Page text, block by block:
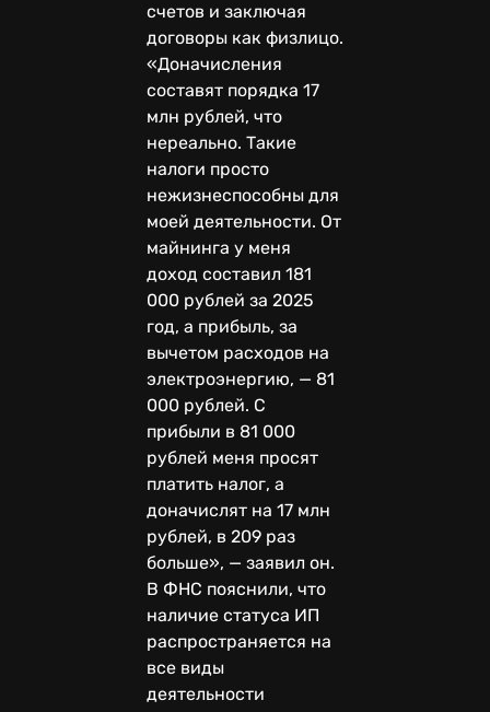
счетов и заключая
договоры как физлицо.
«Доначисления
составят порядка 17
млн рублей, что
нереально. Такие
налоги просто
нежизнеспособны для
моей деятельности. От
майнинга у меня
доход составил 181
000 рублей за 2025
год, а прибыль, за
вычетом расходов на
электроэнергию, — 81
000 рублей. С
прибыли в 81 000
рублей меня просят
платить налог, а
доначислят на 17 млн
рублей, в 209 раз
больше», — заявил он.
В ФНС пояснили, что
наличие статуса ИП
распространяется на
все виды
деятельности